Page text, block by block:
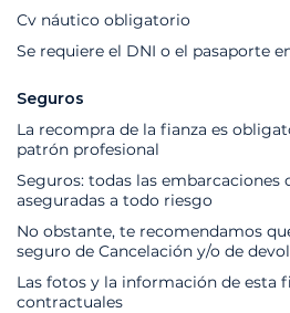
Cv náutico obligatorio
Se requiere el DNI o el pasaporte
Seguros
La recompra de la fianza es
patrón profesional
Seguros: todas las embarcaciones
aseguradas a todo riesgo
No obstante, te recomendamos
seguro de Cancelación y/o de
Las fotos y la información de esta
contractuales